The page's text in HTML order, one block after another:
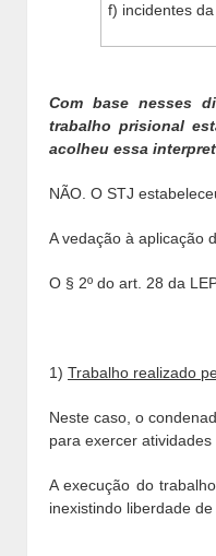
f) incidentes
Com base nesses
trabalho prisional
acolheu essa
NÃO. O STJ
A vedação à aplicação
O § 2º do art. 28 da
1) Trabalho realizado
Neste caso, o
para exercer atividades
A execução do
inexistindo liberdade de